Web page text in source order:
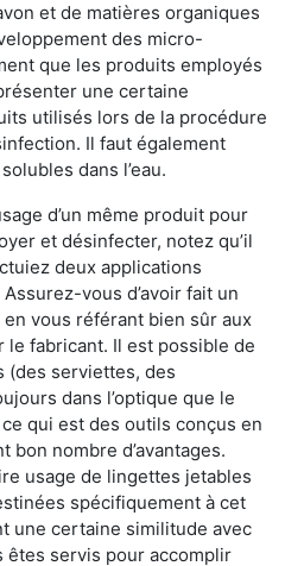
et de matières organiques
des micro-
que les produits employés
une certaine
utilisés lors de la procédure
Il faut également
dans l’eau.
d’un même produit pour
et désinfecter, notez qu’il
deux applications
vous d’avoir fait un
vous référant bien sûr aux
le fabricant. Il est possible de
(des serviettes, des
dans l’optique que le
qui est des outils conçus en
nombre d’avantages.
usage de lingettes jetables
spécifiquement à cet
une certaine similitude avec
êtes servis pour accomplir